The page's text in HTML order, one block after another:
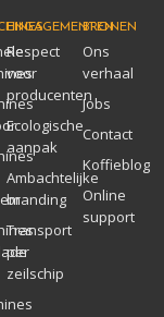
ENGAGEMENTEN
Respect
voor
producenten
Ecologische
aanpak
Ambachtelijke
branding
Transport
per
zeilschip
BRONEN
Ons
verhaal
Jobs
Contact
Koffieblog
Online
support